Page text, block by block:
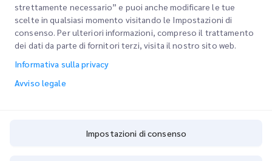
Accesso clienti
Registrazione
Traccia il tuo ordine
Carriere
BLOG
ESG
Partner di servizi di canale
Express customs clearance
Impostazioni di consenso
strettamente necessario” e puoi anche modificare le tue
scelte in qualsiasi momento visitando le Impostazioni di
consenso. Per ulteriori informazioni, compreso il trattamento
dei dati da parte di fornitori terzi, visita il nostro sito web.
Informativa sulla privacy
Avviso legale
Impostazioni di consenso